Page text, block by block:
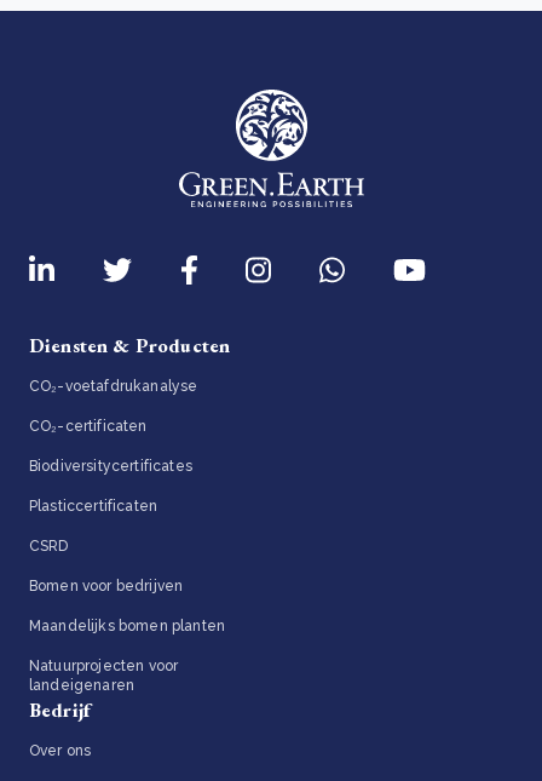
Diensten & Producten
CO₂-voetafdrukanalyse
CO₂-certificaten
Biodiversitycertificates
Plasticcertificaten
CSRD
Bomen voor bedrijven
Maandelijks bomen planten
Natuurprojecten voor
landeigenaren
Bedrijf
Over ons